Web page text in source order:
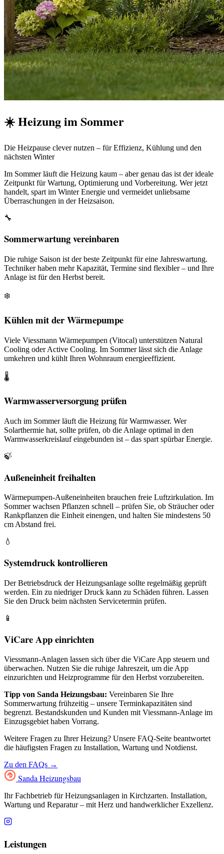
☀️ Heizung im Sommer
Die Heizpause clever nutzen – für Effizienz, Kühlung und den
nächsten Winter
Im Sommer läuft die Heizung kaum – aber genau das ist der ideale
Zeitpunkt für Wartung, Optimierung und Vorbereitung. Wer jetzt
handelt, spart im Winter Energie und vermeidet unliebsame
Überraschungen in der Heizsaison.
🔧
Sommerwartung vereinbaren
Die ruhige Saison ist der beste Zeitpunkt für eine Jahreswartung.
Techniker haben mehr Kapazität, Termine sind flexibler – und Ihre
Anlage ist für den Herbst bereit.
❄️
Kühlen mit der Wärmepumpe
Viele Viessmann Wärmepumpen (Vitocal) unterstützen Natural
Cooling oder Active Cooling. Im Sommer lässt sich die Anlage
umkehren und kühlt Ihren Wohnraum energieeffizient.
🌡️
Warmwasserversorgung prüfen
Auch im Sommer läuft die Heizung für Warmwasser. Wer
Solarthermie hat, sollte prüfen, ob die Anlage optimal in den
Warmwasserkreislauf eingebunden ist – das spart spürbar Energie.
🍃
Außeneinheit freihalten
Wärmepumpen-Außeneinheiten brauchen freie Luftzirkulation. Im
Sommer wachsen Pflanzen schnell – prüfen Sie, ob Sträucher oder
Rankpflanzen die Einheit einengen, und halten Sie mindestens 50
cm Abstand frei.
💧
Systemdruck kontrollieren
Der Betriebsdruck der Heizungsanlage sollte regelmäßig geprüft
werden. Ein zu niedriger Druck kann zu Schäden führen. Lassen
Sie den Druck beim nächsten Servicetermin prüfen.
📱
ViCare App einrichten
Viessmann-Anlagen lassen sich über die ViCare App steuern und
überwachen. Nutzen Sie die ruhige Jahreszeit, um die App
einzurichten und Heizprogramme für den Herbst vorzubereiten.
Tipp von Sanda Heizungsbau: Vereinbaren Sie Ihre
Sommerwartung frühzeitig – unsere Terminkapazitäten sind
begrenzt. Bestandskunden und Kunden mit Viessmann-Anlage im
Einzugsgebiet haben Vorrang.
Weitere Fragen zu Ihrer Heizung? Unsere FAQ-Seite beantwortet
die häufigsten Fragen zu Installation, Wartung und Notdienst.
Zu den FAQs →
SandaHeizungsbau
Ihr Fachbetrieb für Heizungsanlagen in Kirchzarten. Installation,
Wartung und Reparatur – mit Herz und handwerklicher Exzellenz.
Leistungen